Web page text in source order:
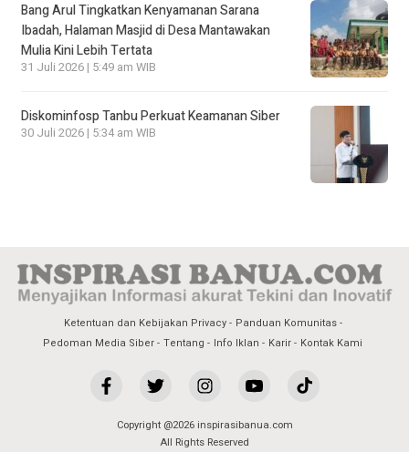
Bang Arul Tingkatkan Kenyamanan Sarana
Ibadah, Halaman Masjid di Desa Mantawakan
Mulia Kini Lebih Tertata
31 Juli 2026 | 5:49 am WIB
Diskominfosp Tanbu Perkuat Keamanan Siber
30 Juli 2026 | 5:34 am WIB
Ketentuan dan Kebijakan Privacy
Panduan Komunitas
Pedoman Media Siber Tentang Info Iklan Karir Kontak Kami
Copyright @2026 inspirasibanua.com
All Rights Reserved